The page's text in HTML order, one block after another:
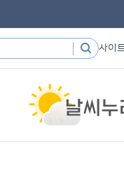
사이